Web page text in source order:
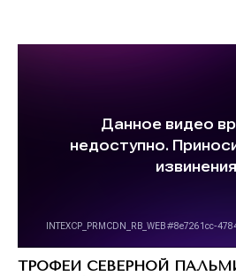
ТРОФЕИ СЕВЕРНОЙ